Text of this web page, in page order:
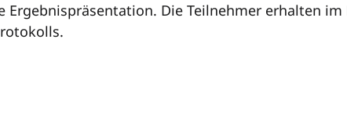
Die Teilnehmer erhalten im